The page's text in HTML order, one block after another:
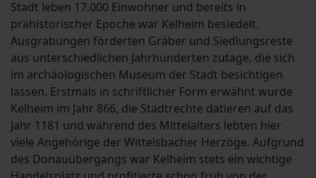
Stadt leben 17.000 Einwohner und bereits in
prähistorischer Epoche war Kelheim besiedelt.
Ausgrabungen förderten Gräber und Siedlungsreste
aus unterschiedlichen Jahrhunderten zutage, die sich
im archäologischen Museum der Stadt besichtigen
lassen. Erstmals in schriftlicher Form erwähnt wurde
Kelheim im Jahr 866, die Stadtrechte datieren auf das
Jahr 1181 und während des Mittelalters lebten hier
viele Angehörige der Wittelsbacher Herzöge. Aufgrund
des Donauübergangs war Kelheim stets ein wichtige